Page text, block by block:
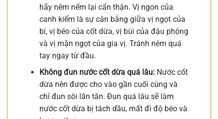
hãy nêm nếm lại cẩn thận. Vị ngon của
canh kiểm là sự cân bằng giữa vị ngọt của
bí, vị béo của cốt dừa, vị bùi của đậu phộng
và vị mặn ngọt của gia vị. Tránh nêm quá
tay ngay từ đầu.
Không đun nước cốt dừa quá lâu:Nước cốt
dừa nên được cho vào gần cuối cùng và
chỉ đun sôi lăn tăn. Đun quá lâu sẽ làm
nước cốt dừa bị tách dầu, mất đi độ béo và